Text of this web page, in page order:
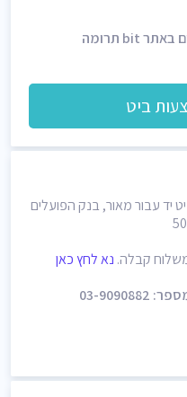
ללא צורך במילוי פרטים באתר bit תרומה
ביט
יד עבור מאור, בנק הפועלים
קבלה. נא לחץ כאן